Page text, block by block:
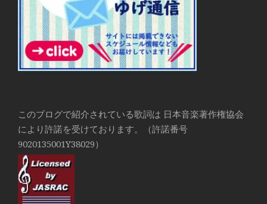
このブログで紹介されている歌詞は 日本音楽著作権協会
により許諾を受けております。（許諾番号
9020135001Y38029）